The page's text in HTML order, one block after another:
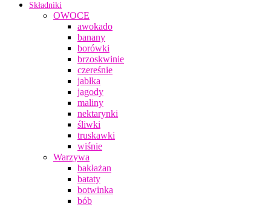
Składniki
OWOCE
awokado
banany
borówki
brzoskwinie
czereśnie
jabłka
jagody
maliny
nektarynki
śliwki
truskawki
wiśnie
Warzywa
bakłażan
bataty
botwinka
bób